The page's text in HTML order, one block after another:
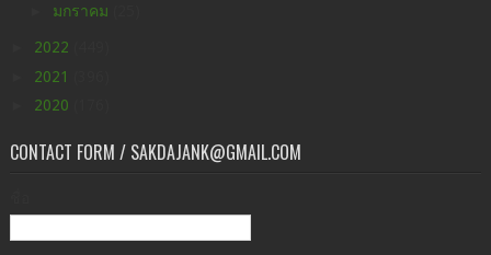
มกราคม
2022
2021
2020
CONTACT FORM / SAKDAJANK@GMAIL.COM